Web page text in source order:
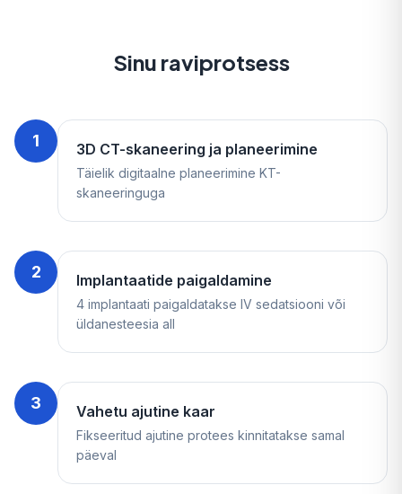
Sinu raviprotsess
1 3D CT-skaneering ja planeerimine
Täielik digitaalne planeerimine KT-
skaneeringuga
2 Implantaatide paigaldamine
4 implantaati paigaldatakse IV sedatsiooni või
üldanesteesia all
3 Vahetu ajutine kaar
Fikseeritud ajutine protees kinnitatakse samal
päeval